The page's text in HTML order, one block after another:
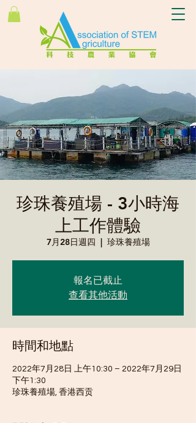
珍珠養殖場 - 3小時海
上工作體驗
7月28日週四
  |
珍珠養殖場
報名已截止
查看其他活動
時間和地點
2022年7月28日 上午10:30 – 2022年7月29日
下午1:30
珍珠養殖場, 香港西贡